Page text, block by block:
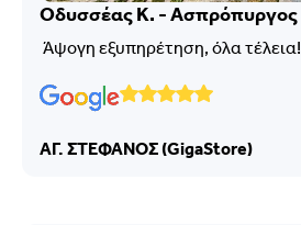
Οδυσσέας Κ. - Ασπρόπυργος
Άψογη εξυπηρέτηση, όλα τέλεια!
ΑΓ. ΣΤΕΦΑΝΟΣ (GigaStore)